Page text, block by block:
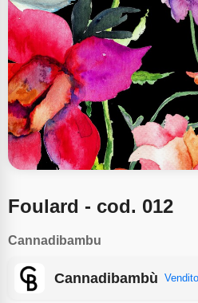
Foulard - cod. 012
Cannadibambu
Cannadibambù